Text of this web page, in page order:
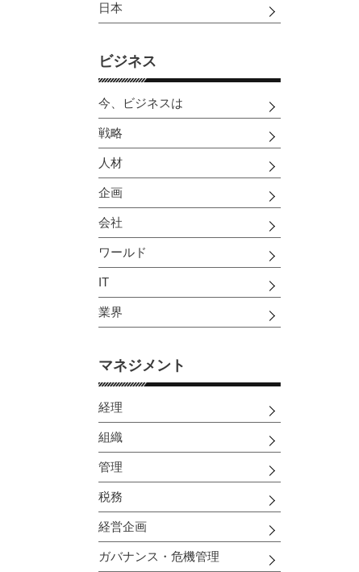
日本
ビジネス
今、ビジネスは
戦略
人材
企画
会社
ワールド
IT
業界
マネジメント
経理
組織
管理
税務
経営企画
ガバナンス・危機管理